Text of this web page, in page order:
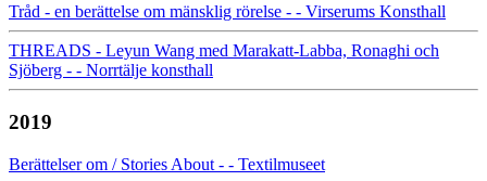
Tråd - en berättelse om mänsklig rörelse - - Virserums Konsthall
THREADS - Leyun Wang med Marakatt-Labba, Ronaghi och
Sjöberg - - Norrtälje konsthall
2019
Berättelser om / Stories About - - Textilmuseet